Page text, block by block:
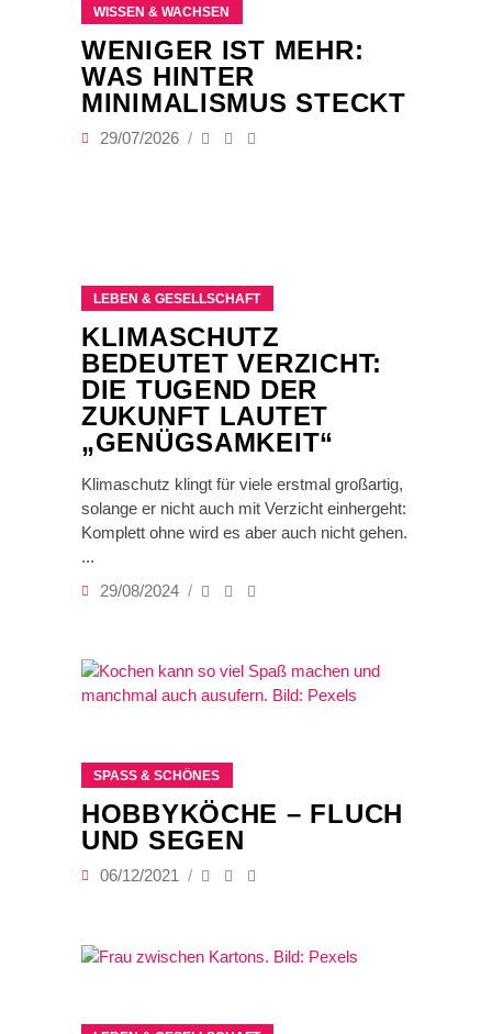
WISSEN & WACHSEN
WENIGER IST MEHR:
WAS HINTER
MINIMALISMUS STECKT
29/07/2026
LEBEN & GESELLSCHAFT
KLIMASCHUTZ
BEDEUTET VERZICHT:
DIE TUGEND DER
ZUKUNFT LAUTET
„GENÜGSAMKEIT“
Klimaschutz klingt für viele erstmal großartig,
solange er nicht auch mit Verzicht einhergeht:
Komplett ohne wird es aber auch nicht gehen.
29/08/2024
SPASS & SCHÖNES
HOBBYKÖCHE – FLUCH
UND SEGEN
06/12/2021